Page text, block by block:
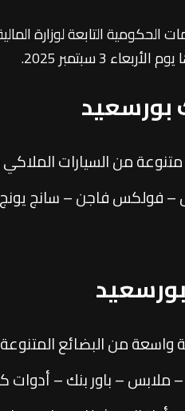
الحكومية التابعة لوزارة
3 سبتمبر 2025.
بورسعيد
من السيارات الملاكي
فولكس فاجن – سانج
واسعة من البضائع
ملابس – باور بنك – أدوات